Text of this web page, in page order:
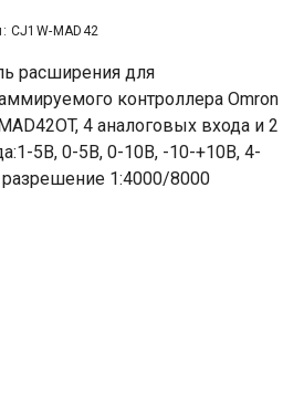
CJ1W-MAD42
расширения для
контроллера Omron
4 аналоговых входа и 2
5В, 0-5В, 0-10В, -10-+10В, 4-
1:4000/8000